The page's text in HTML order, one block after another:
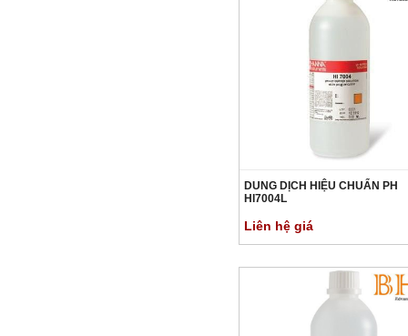
DUNG DỊCH HIỆU CHUẨN PH
HI7004L
Liên hệ giá